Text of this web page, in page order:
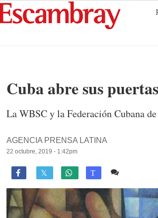
Cuba abre sus
La WBSC y la Federación Cubana
AGENCIA PRENSA LATINA
22 octubre, 2019 - 1:42pm
 T